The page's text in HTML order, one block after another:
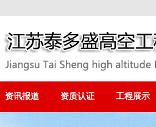
资讯报道 资质认证 工程展示